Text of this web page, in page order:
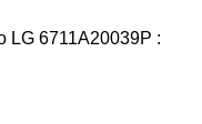
LG 6711A20039P :